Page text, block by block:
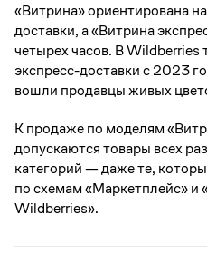
«Витрина» ориентирована
доставки, а «Витрина
четырех часов. В Wildberries
экспресс-доставки с 2023
вошли продавцы живых
К продаже по моделям
допускаются товары всех
категорий — даже те,
по схемам «Маркетплейс» и
Wildberries».